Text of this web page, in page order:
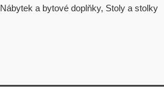
Nábytek a bytové doplňky, Stoly a stolky